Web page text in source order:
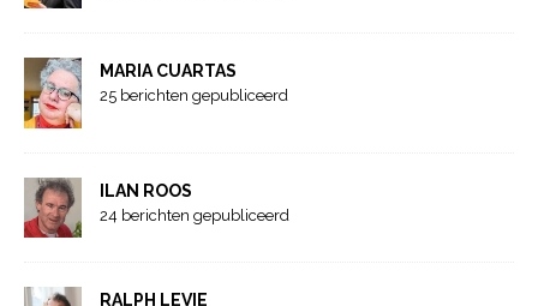
MARIA CUARTAS
25 berichten gepubliceerd
ILAN ROOS
24 berichten gepubliceerd
RALPH LEVIE